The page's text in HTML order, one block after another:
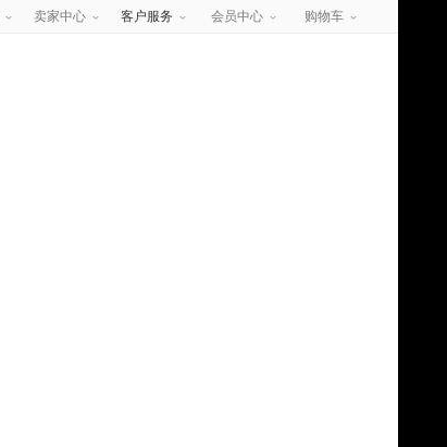
会员中心 购物车
卖家中心 客户服务